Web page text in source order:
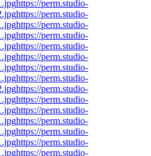
https://perm.studio-
https://perm.studio-
https://perm.studio-
https://perm.studio-
https://perm.studio-
https://perm.studio-
https://perm.studio-
https://perm.studio-
https://perm.studio-
https://perm.studio-
https://perm.studio-
https://perm.studio-
https://perm.studio-
https://perm.studio-
https://perm.studio-